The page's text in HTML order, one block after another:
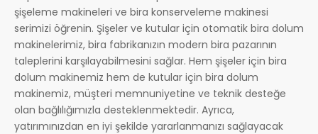
şişeleme makineleri ve bira konserveleme makinesi
serimizi öğrenin. Şişeler ve kutular için otomatik bira dolum
makinelerimiz, bira fabrikanızın modern bira pazarının
taleplerini karşılayabilmesini sağlar. Hem şişeler için bira
dolum makinemiz hem de kutular için bira dolum
makinemiz, müşteri memnuniyetine ve teknik desteğe
olan bağlılığımızla desteklenmektedir. Ayrıca,
yatırımınızdan en iyi şekilde yararlanmanızı sağlayacak